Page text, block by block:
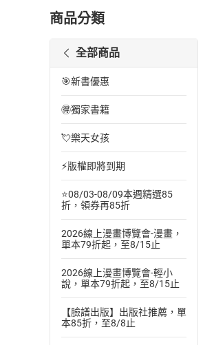
商品分類
全部商品
🎯新書優惠
🉐獨家書籍
💘樂天女孩
⚡版權即將到期
⭐08/03-08/09本週精選85
折，領券再85折
2026線上漫畫博覽會-漫畫，
單本79折起，至8/15止
2026線上漫畫博覽會-輕小
說，單本79折起，至8/15止
【臉譜出版】出版社推薦，單
本85折，至8/8止